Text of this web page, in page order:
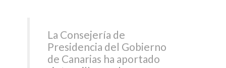
La Consejería de
Presidencia del Gobierno
de Canarias ha aportado